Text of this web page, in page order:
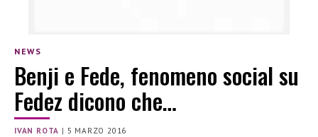
NEWS
Benji e Fede, fenomeno social su
Fedez dicono che…
IVAN ROTA | 5 MARZO 2016